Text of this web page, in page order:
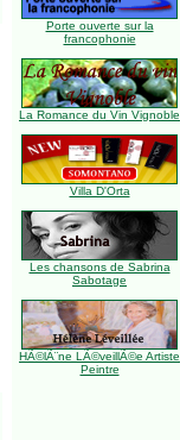
Porte ouverte sur la
francophonie
La Romance du Vin Vignoble
Villa D'Orta
Les chansons de Sabrina
Sabotage
HÃ©lÃ¨ne LÃ©veillÃ©e Artiste
Peintre